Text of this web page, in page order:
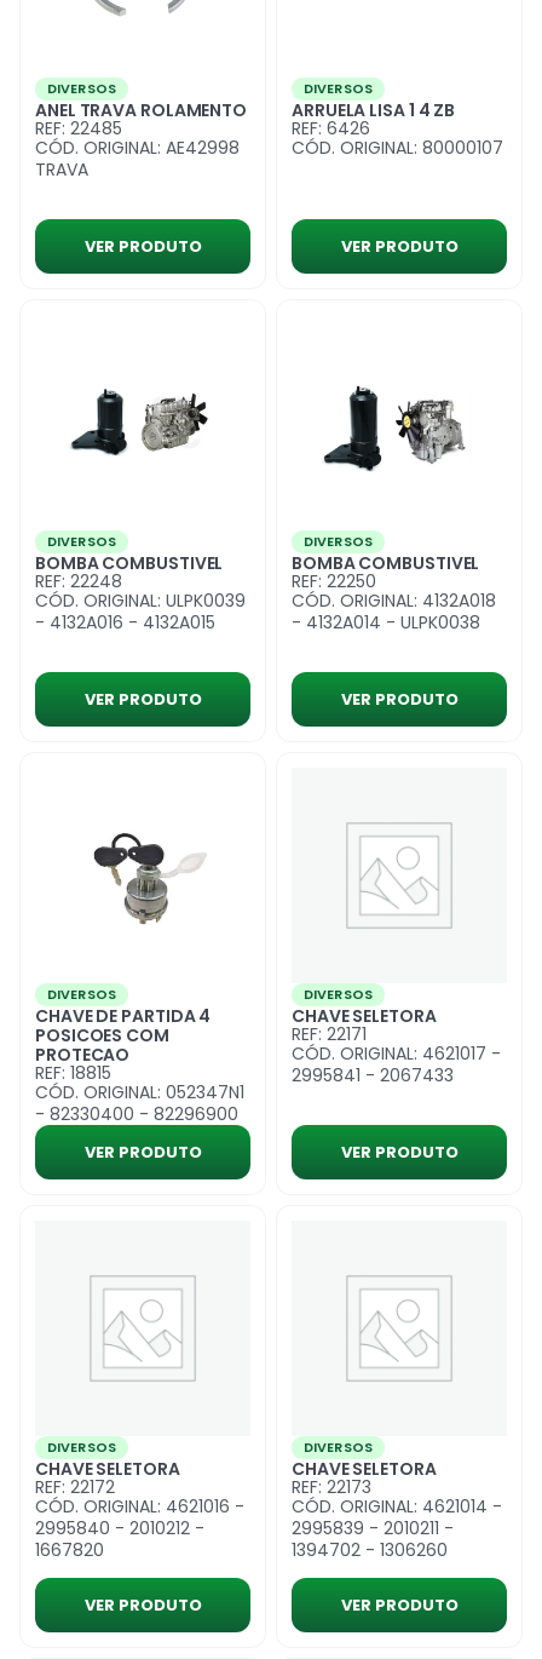
DIVERSOS
ANEL TRAVA ROLAMENTO
REF: 22485
CÓD. ORIGINAL: AE42998
TRAVA
VER PRODUTO
DIVERSOS
ARRUELA LISA 1 4 ZB
REF: 6426
CÓD. ORIGINAL: 80000107
VER PRODUTO
DIVERSOS
BOMBA COMBUSTIVEL
REF: 22248
CÓD. ORIGINAL: ULPK0039
- 4132A016 - 4132A015
VER PRODUTO
DIVERSOS
BOMBA COMBUSTIVEL
REF: 22250
CÓD. ORIGINAL: 4132A018
- 4132A014 - ULPK0038
VER PRODUTO
DIVERSOS
CHAVE DE PARTIDA 4
POSICOES COM
PROTECAO
REF: 18815
CÓD. ORIGINAL: 052347N1
- 82330400 - 82296900
VER PRODUTO
DIVERSOS
CHAVE SELETORA
REF: 22171
CÓD. ORIGINAL: 4621017 -
2995841 - 2067433
VER PRODUTO
DIVERSOS
CHAVE SELETORA
REF: 22172
CÓD. ORIGINAL: 4621016 -
2995840 - 2010212 -
1667820
VER PRODUTO
DIVERSOS
CHAVE SELETORA
REF: 22173
CÓD. ORIGINAL: 4621014 -
2995839 - 2010211 -
1394702 - 1306260
VER PRODUTO